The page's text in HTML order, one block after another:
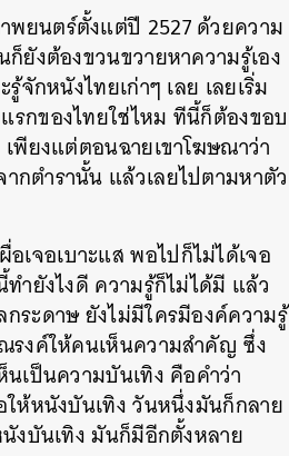
ยนตร์ตั้งแต่ปี 2527 ด้วยความ
งต้องขวนขวายหาความรู้เอง
จักหนังไทยเก่าๆ เลย เลยเริ่ม
รกของไทยใช่ไหม ทีนี้ก็ต้องขอบ
พียงแต่ตอนฉายเขาโฆษณาว่า
ตำรานั้น แล้วเลยไปตามหาตัว
เจอเบาะแส พอไปก็ไม่ได้เจอ
ำยังไงดี ความรู้ก็ไม่ได้มี แล้ว
ระดาษ ยังไม่มีใครมีองค์ความรู้
รงค์ให้คนเห็นความสำคัญ​ ซึ่ง
เป็นความบันเทิง คือคำว่า
ให้หนังบันเทิง วันหนึ่งมันก็กลาย
งบันเทิง มันก็มีอีกตั้งหลาย